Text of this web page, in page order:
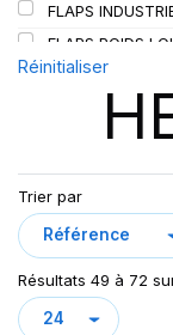
STICA (3)
(24)
FLAPS
FLAPS POIDS
Réinitialiser
Trier par
Résultats 49 à 72